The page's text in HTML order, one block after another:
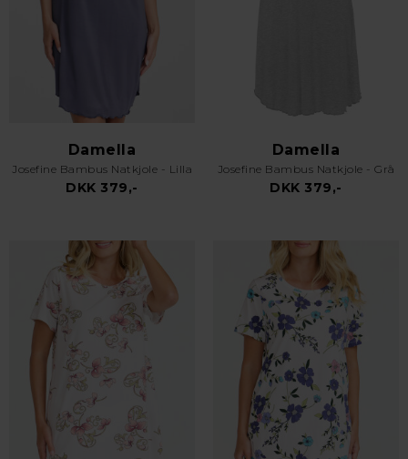
Damella
Josefine Bambus Natkjole - Lilla
DKK 379,-
Damella
Josefine Bambus Natkjole - Grå
DKK 379,-